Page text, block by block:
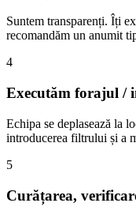
Suntem transparenți. Îți
recomandăm un anumit
4
Executăm forajul /
Echipa se deplasează la
introducerea filtrului și a
5
Curățarea,